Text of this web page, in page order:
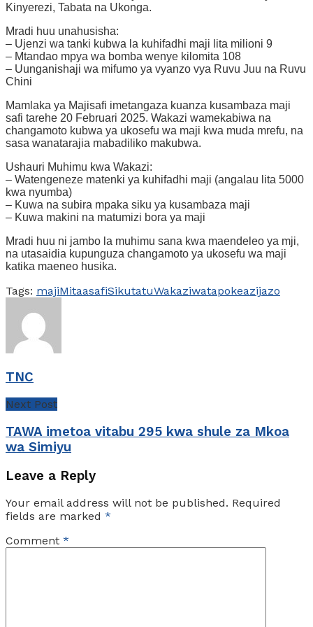
Kinyerezi, Tabata na Ukonga.
Mradi huu unahusisha:
– Ujenzi wa tanki kubwa la kuhifadhi maji lita milioni 9
– Mtandao mpya wa bomba wenye kilomita 108
– Uunganishaji wa mifumo ya vyanzo vya Ruvu Juu na Ruvu
Chini
Mamlaka ya Majisafi imetangaza kuanza kusambaza maji
safi tarehe 20 Februari 2025. Wakazi wamekabiwa na
changamoto kubwa ya ukosefu wa maji kwa muda mrefu, na
sasa wanatarajia mabadiliko makubwa.
Ushauri Muhimu kwa Wakazi:
– Watengeneze matenki ya kuhifadhi maji (angalau lita 5000
kwa nyumba)
– Kuwa na subira mpaka siku ya kusambaza maji
– Kuwa makini na matumizi bora ya maji
Mradi huu ni jambo la muhimu sana kwa maendeleo ya mji,
na utasaidia kupunguza changamoto ya ukosefu wa maji
katika maeneo husika.
Tags: majiMitaasafiSikutatuWakaziwatapokeazijazo
TNC
Next Post
TAWA imetoa vitabu 295 kwa shule za Mkoa
wa Simiyu
Leave a Reply
Your email address will not be published. Required
fields are marked *
Comment *